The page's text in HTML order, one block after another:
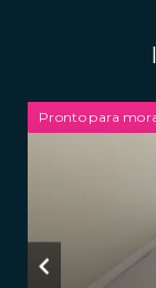
Pronto para